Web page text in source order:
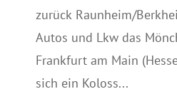
zurück Raunheim/
Autos und Lkw das
Frankfurt am Main
sich ein Koloss...